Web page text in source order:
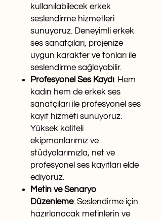
kullanılabilecek erkek
seslendirme hizmetleri
sunuyoruz. Deneyimli erkek
ses sanatçıları, projenize
uygun karakter ve tonları ile
seslendirme sağlayabilir.
Profesyonel Ses Kaydı: Hem
kadın hem de erkek ses
sanatçıları ile profesyonel ses
kayıt hizmeti sunuyoruz.
Yüksek kaliteli
ekipmanlarımız ve
stüdyolarımızla, net ve
profesyonel ses kayıtları elde
ediyoruz.
Metin ve Senaryo
Düzenleme: Seslendirme için
hazırlanacak metinlerin ve